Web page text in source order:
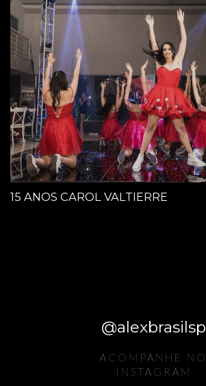
15 ANOS CAROL VALTIERRE
@alexbrasilsp
ACOMPANHE NO
INSTAGRAM